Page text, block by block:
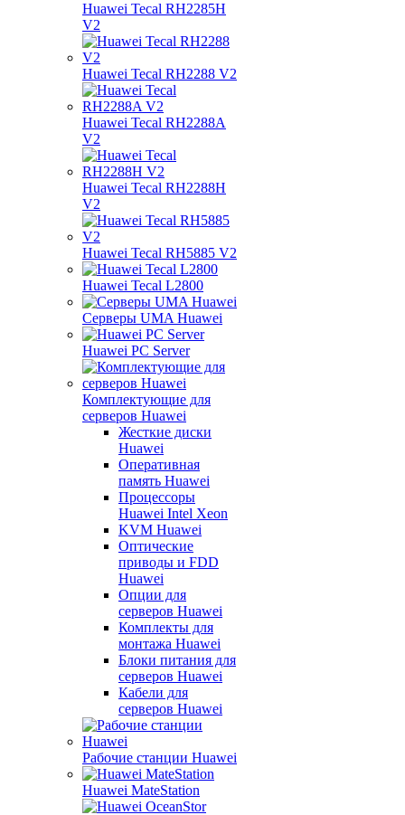
Huawei Tecal RH2285H
V2
Huawei Tecal RH2288 V2
Huawei Tecal RH2288A
V2
Huawei Tecal RH2288H
V2
Huawei Tecal RH5885 V2
Huawei Tecal L2800
Серверы UMA Huawei
Huawei PC Server
Комплектующие для
серверов Huawei
Жесткие диски
Huawei
Оперативная
память Huawei
Процессоры
Huawei Intel Xeon
KVM Huawei
Оптические
приводы и FDD
Huawei
Опции для
серверов Huawei
Комплекты для
монтажа Huawei
Блоки питания для
серверов Huawei
Кабели для
серверов Huawei
Рабочие станции Huawei
Huawei MateStation